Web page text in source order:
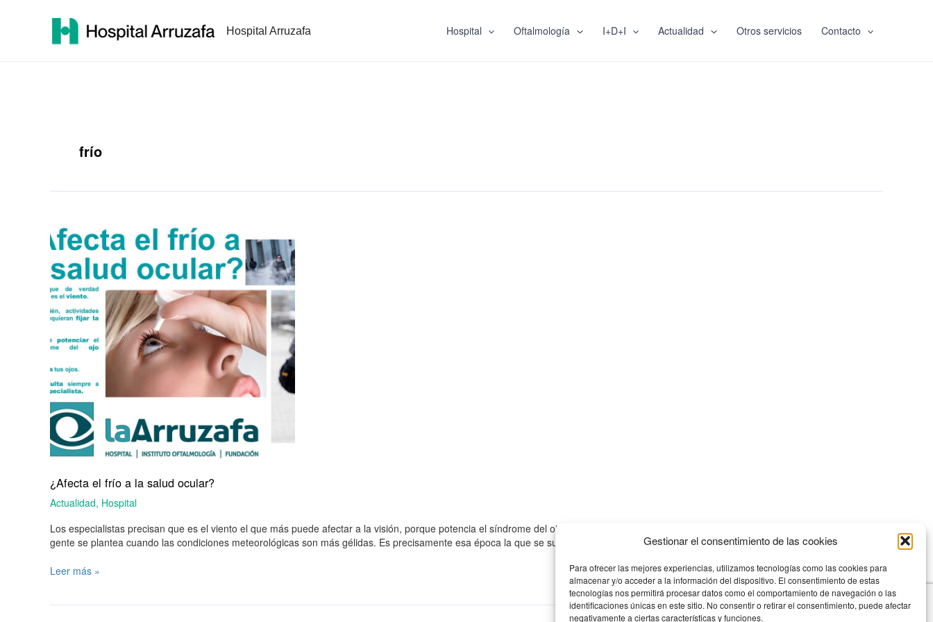
Gestionar el consentimiento de las cookies
Para ofrecer las mejores experiencias, utilizamos tecnologías como las cookies para
almacenar y/o acceder a la información del dispositivo. El consentimiento de estas
tecnologías nos permitirá procesar datos como el comportamiento de navegación o las
identificaciones únicas en este sitio. No consentir o retirar el consentimiento, puede afectar
negativamente a ciertas características y funciones.
Hospital Arruzafa Hospital Oftalmología I+D+I Actualidad Otros servicios Contacto
frío
¿Afecta el frío a la salud ocular?
Actualidad, Hospital
Los especialistas precisan que es el viento el que más puede afectar a la visión, porque potencia el síndrome del ojo seco ¿Afecta el frío a la visión? Esa es una de las preguntas que mucha
gente se plantea cuando las condiciones meteorológicas son más gélidas. Es precisamente esa época la que se suele asociar con más frecuencia […]
el
frío
a
la
salud
ocular?
Leer más »